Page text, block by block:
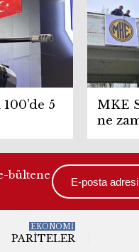
5
MKE
ne
oldu
bültene
PARITELER
EKONOMİ